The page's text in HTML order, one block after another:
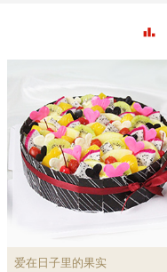
爱在日子里的果实